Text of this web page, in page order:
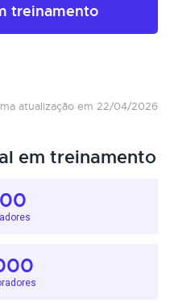
treinamento
atualização em 22/04/2026
em treinamento